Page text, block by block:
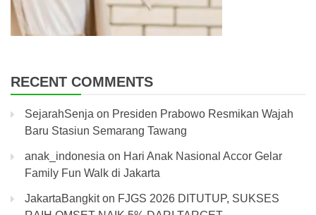
RECENT COMMENTS
SejarahSenja on Presiden Prabowo Resmikan Wajah
Baru Stasiun Semarang Tawang
anak_indonesia on Hari Anak Nasional Accor Gelar
Family Fun Walk di Jakarta
JakartaBangkiton FJGS 2026 DITUTUP, SUKSES